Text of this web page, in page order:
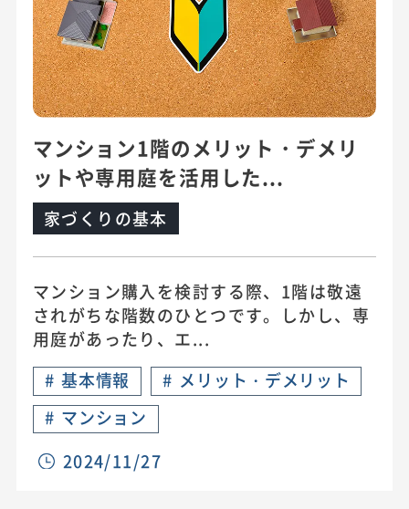
マンション1階のメリット・デメリ
ットや専用庭を活用した...
家づくりの基本
マンション購入を検討する際、1階は敬遠
されがちな階数のひとつです。しかし、専
用庭があったり、エ...
# 基本情報 # メリット・デメリット
# マンション
2024/11/27